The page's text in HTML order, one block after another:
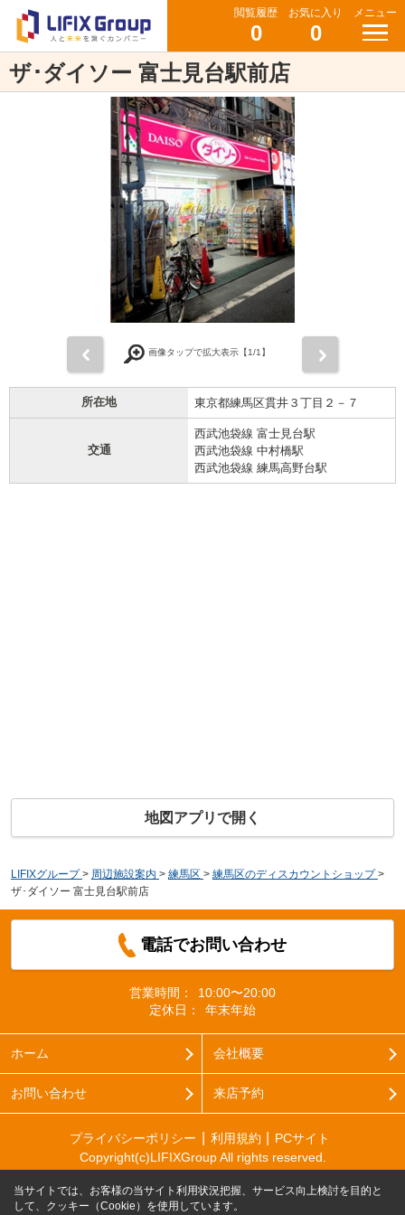
閲覧履歴
0
お気に入り
0
メニュー
ザ･ダイソー 富士見台駅前店
画像タップで拡大表示【1/1】
所在地 東京都練馬区貫井３丁目２－７
交通
西武池袋線 富士見台駅
西武池袋線 中村橋駅
西武池袋線 練馬高野台駅
地図アプリで開く
LIFIXグループ > 周辺施設案内 > 練馬区 > 練馬区のディスカウントショップ >
ザ･ダイソー 富士見台駅前店
電話でお問い合わせ
営業時間：
10:00〜20:00
定休日：
年末年始
ホーム 会社概要
お問い合わせ 来店予約
プライバシーポリシー 利用規約
PCサイト
Copyright(c)LIFIXGroup All rights reserved.
当サイトでは、お客様の当サイト利用状況把握、サービス向上検討を目的と
して、クッキー（Cookie）を使用しています。